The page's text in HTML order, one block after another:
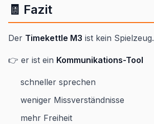
🧾 Fazit
Der Timekettle M3 ist kein Spielzeug.
👉 er ist ein Kommunikations-Tool
schneller sprechen
weniger Missverständnisse
mehr Freiheit